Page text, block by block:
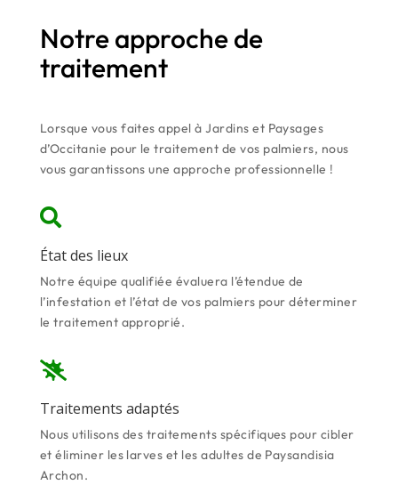
Notre approche de
traitement
Lorsque vous faites appel à Jardins et Paysages
d’Occitanie pour le traitement de vos palmiers, nous
vous garantissons une approche professionnelle !

État des lieux
Notre équipe qualifiée évaluera l’étendue de
l’infestation et l’état de vos palmiers pour déterminer
le traitement approprié.

Traitements adaptés
Nous utilisons des traitements spécifiques pour cibler
et éliminer les larves et les adultes de Paysandisia
Archon.